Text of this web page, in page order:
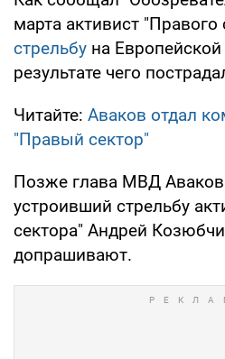
марта активист "Правого
стрельбу на
результате чего
Читайте: Аваков отдал
"Правый сектор"
Позже глава МВД
устроивший стрельбу
сектора" Андрей
допрашивают.